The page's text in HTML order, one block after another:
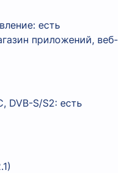
есть
приложений,
DVB-S/S2: есть